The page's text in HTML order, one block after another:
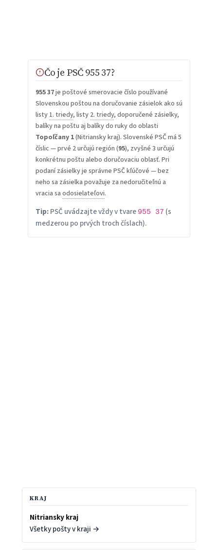
Čo je PSČ 955 37?
955 37je poštové smerovacie číslo používané
Slovenskou poštou na doručovanie zásielok ako sú
listy 1. triedy, listy 2. triedy, doporučené zásielky,
balíky na poštu aj balíky do ruky do oblasti
Topoľčany 1(Nitriansky kraj). Slovenské PSČ má 5
číslic — prvé 2 určujú región (95), zvyšné 3 určujú
konkrétnu poštu alebo doručovaciu oblasť. Pri
podaní zásielky je správne PSČ kľúčové — bez
neho sa zásielka považuje za nedoručiteľnú a
vracia sa odosielateľovi.
Tip:PSČ uvádzajte vždy v tvare 955 37 (s
medzerou po prvých troch číslach).
KRAJ
Nitriansky kraj
Všetky pošty v kraji →